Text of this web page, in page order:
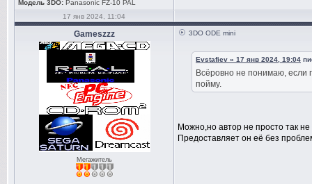
Модель 3DO: Panasonic FZ-10 PAL
17 янв 2024, 11:04
Gameszzz
Мегажитель
3DO ODE mini
Evstafiev » 17 янв 2024, 19:04
Всёровно не понимаю, если
пойму.
Можно,но автор не просто так
Предоставляет он её без